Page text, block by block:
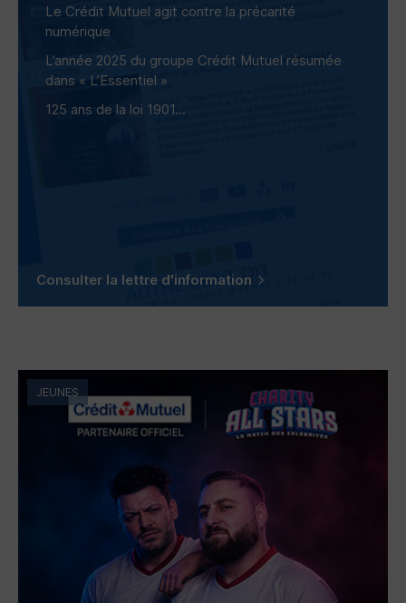
Le Crédit Mutuel agit contre la précarité
numérique
L’année 2025 du groupe Crédit Mutuel résumée
dans « L’Essentiel »
125 ans de la loi 1901...
Consulter la lettre d'information
JEUNES